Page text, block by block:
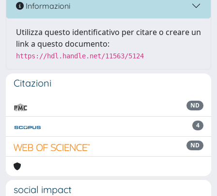
Informazioni
Utilizza questo identificativo per citare o creare un
link a questo documento:
https://hdl.handle.net/11563/5124
Citazioni
ND
4
ND
social impact